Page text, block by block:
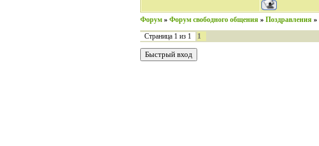
Форум » Форум свободного общения » Поздравления »
Страница 1 из 1
1